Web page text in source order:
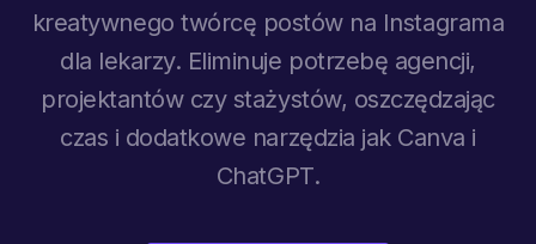
kreatywnego twórcę postów na Instagrama
dla lekarzy. Eliminuje potrzebę agencji,
projektantów czy stażystów, oszczędzając
czas i dodatkowe narzędzia jak Canva i
ChatGPT.